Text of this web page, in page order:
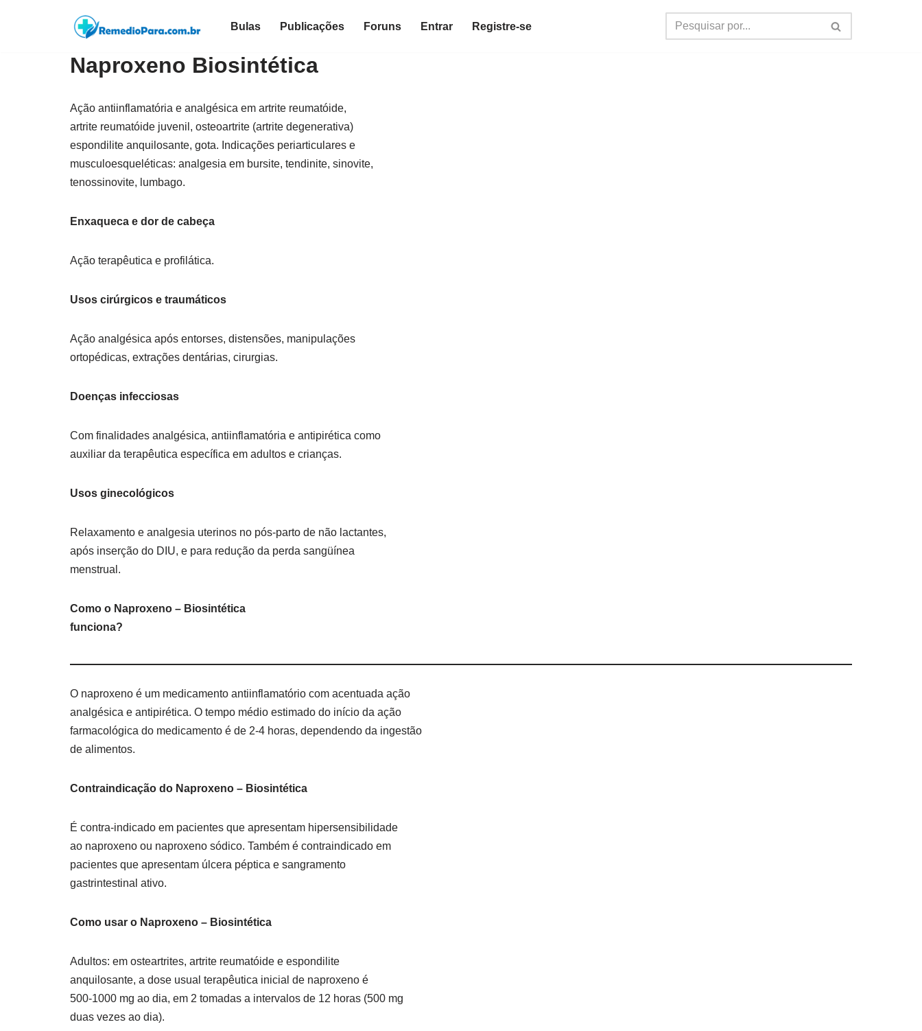
Bulas Publicações Foruns Entrar Registre-se
Naproxeno Biosintética
Ação antiinflamatória e analgésica em artrite reumatóide,
artrite reumatóide juvenil, osteoartrite (artrite degenerativa)
espondilite anquilosante, gota. Indicações periarticulares e
musculoesqueléticas: analgesia em bursite, tendinite, sinovite,
tenossinovite, lumbago.
Enxaqueca e dor de cabeça
Ação terapêutica e profilática.
Usos cirúrgicos e traumáticos
Ação analgésica após entorses, distensões, manipulações
ortopédicas, extrações dentárias, cirurgias.
Doenças infecciosas
Com finalidades analgésica, antiinflamatória e antipirética como
auxiliar da terapêutica específica em adultos e crianças.
Usos ginecológicos
Relaxamento e analgesia uterinos no pós-parto de não lactantes,
após inserção do DIU, e para redução da perda sangüínea
menstrual.
Como o Naproxeno – Biosintética
funciona?
O naproxeno é um medicamento antiinflamatório com acentuada ação
analgésica e antipirética. O tempo médio estimado do início da ação
farmacológica do medicamento é de 2-4 horas, dependendo da ingestão
de alimentos.
Contraindicação do Naproxeno – Biosintética
É contra-indicado em pacientes que apresentam hipersensibilidade
ao naproxeno ou naproxeno sódico. Também é contraindicado em
pacientes que apresentam úlcera péptica e sangramento
gastrintestinal ativo.
Como usar o Naproxeno – Biosintética
Adultos: em osteartrites, artrite reumatóide e espondilite
anquilosante, a dose usual terapêutica inicial de naproxeno é
500-1000 mg ao dia, em 2 tomadas a intervalos de 12 horas (500 mg
duas vezes ao dia).